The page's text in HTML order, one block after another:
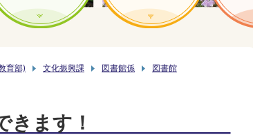
育部) 文化振興課 図書館係
図書館
きます！